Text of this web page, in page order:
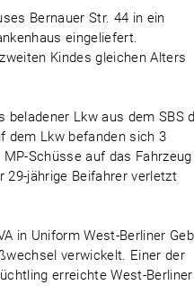
Bernauer Str. 44 in ein
eingeliefert.
Kindes gleichen Alters
beladener Lkw aus dem SBS
dem Lkw befanden sich 3
Schüsse auf das Fahrzeug
29-jährige Beifahrer verletzt
in Uniform West-Berliner
verwickelt. Einer der
erreichte West-Berliner